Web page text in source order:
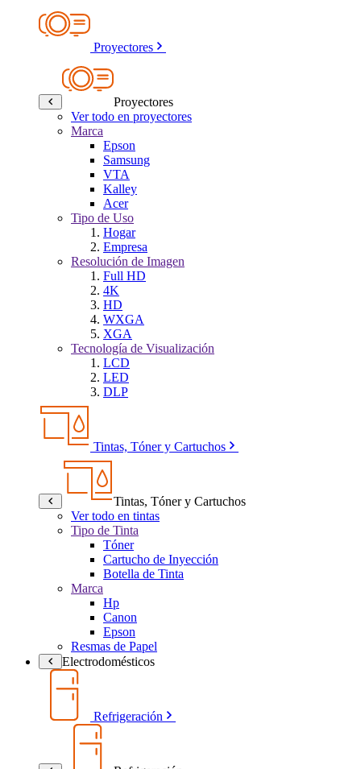
Proyectores
Proyectores
Ver todo en proyectores
Marca
Epson
Samsung
VTA
Kalley
Acer
Tipo de Uso
Hogar
Empresa
Resolución de Imagen
Full HD
4K
HD
WXGA
XGA
Tecnología de Visualización
LCD
LED
DLP
Tintas, Tóner y Cartuchos
Tintas, Tóner y Cartuchos
Ver todo en tintas
Tipo de Tinta
Tóner
Cartucho de Inyección
Botella de Tinta
Marca
Hp
Canon
Epson
Resmas de Papel
Electrodomésticos
Refrigeración